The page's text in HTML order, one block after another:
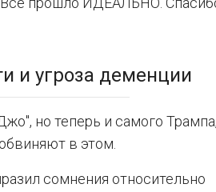
и угроза деменции
но теперь и самого Трампа,
в этом.
сомнения относительно